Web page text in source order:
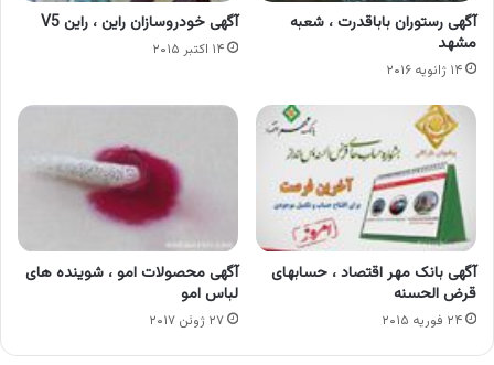
آگهی رستوران باباقدرت ، شعبه
مشهد
۱۴ ژانویه ۲۰۱۶
آگهی خودروسازان راین ، راین V5
۱۴ اکتبر ۲۰۱۵
آگهی بانک مهر اقتصاد ، حسابهای
قرض الحسنه
۲۴ فوریه ۲۰۱۵
آگهی محصولات امو ، شوینده های
لباس امو
۲۷ ژوئن ۲۰۱۷